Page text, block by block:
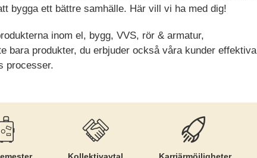
bygga ett bättre samhälle. Här vill vi ha med dig!
inom el, bygg, VVS, rör & armatur,
bara produkter, du erbjuder också våra kunder effektiva
processer.